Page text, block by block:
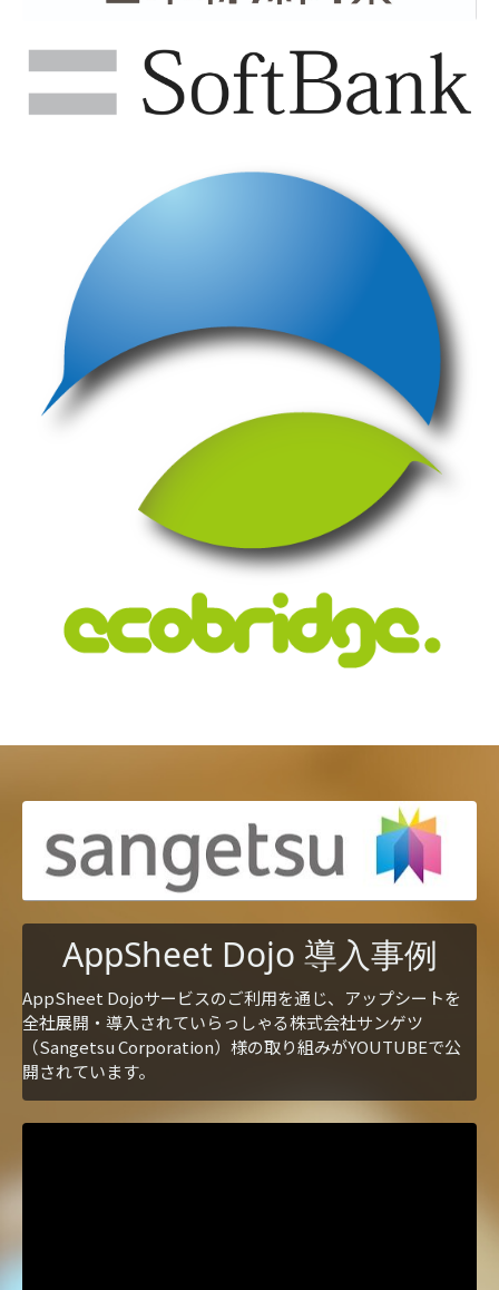
AppSheet Dojo 導入事例
AppSheet Dojoサービスのご利用を通じ、アップシートを
全社展開・導入されていらっしゃる株式会社サンゲツ
（Sangetsu Corporation）様の取り組みがYOUTUBEで公
開されています。